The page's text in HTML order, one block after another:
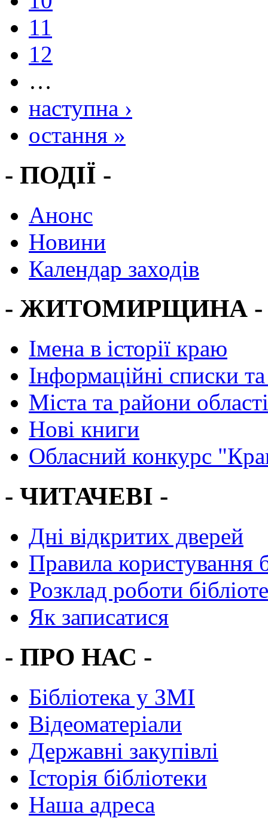
11
12
…
наступна ›
остання »
- ПОДІЇ -
Анонс
Новини
Календар заходів
- ЖИТОМИРЩИНА -
Імена в історії краю
Інформаційні списки
Міста та райони області
Нові книги
Обласний конкурс
- ЧИТАЧЕВІ -
Дні відкритих дверей
Правила користування
Розклад роботи
Як записатися
- ПРО НАС -
Бібліотека у ЗМІ
Відеоматеріали
Державні закупівлі
Історія бібліотеки
Наша адреса